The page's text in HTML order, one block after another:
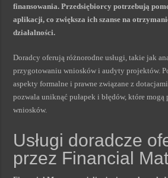
finansowania. Przedsiębiorcy potrzebują
aplikacji, co zwiększa ich szanse na
działalności.
Doradcy oferują różnorodne usługi, takie jak
przygotowaniu wniosków i audyty projektów.
aspekty formalne i prawne związane z
pozwala uniknąć pułapek i błędów, które
wniosków.
Usługi doradcze
przez Financial